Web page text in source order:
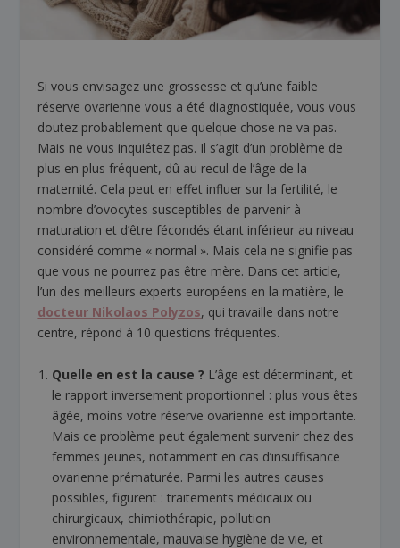
Si vous envisagez une grossesse et qu’une faible
réserve ovarienne vous a été diagnostiquée, vous vous
doutez probablement que quelque chose ne va pas.
Mais ne vous inquiétez pas. Il s’agit d’un problème de
plus en plus fréquent, dû au recul de l’âge de la
maternité. Cela peut en effet influer sur la fertilité, le
nombre d’ovocytes susceptibles de parvenir à
maturation et d’être fécondés étant inférieur au niveau
considéré comme « normal ». Mais cela ne signifie pas
que vous ne pourrez pas être mère. Dans cet article,
l’un des meilleurs experts européens en la matière, le
docteur Nikolaos Polyzos, qui travaille dans notre
centre, répond à 10 questions fréquentes.
Quelle en est la cause ? L’âge est déterminant, et
le rapport inversement proportionnel : plus vous êtes
âgée, moins votre réserve ovarienne est importante.
Mais ce problème peut également survenir chez des
femmes jeunes, notamment en cas d’insuffisance
ovarienne prématurée. Parmi les autres causes
possibles, figurent : traitements médicaux ou
chirurgicaux, chimiothérapie, pollution
environnementale, mauvaise hygiène de vie, et